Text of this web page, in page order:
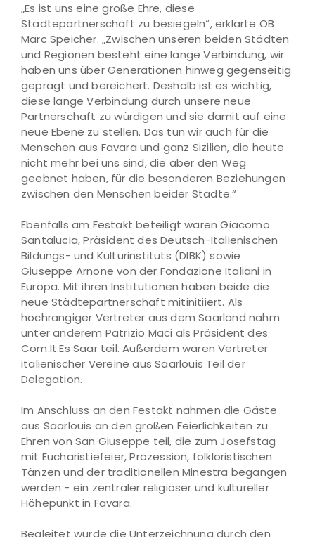
„Es ist uns eine große Ehre, diese
Städtepartnerschaft zu besiegeln“, erklärte OB
Marc Speicher. „Zwischen unseren beiden Städten
und Regionen besteht eine lange Verbindung, wir
haben uns über Generationen hinweg gegenseitig
geprägt und bereichert. Deshalb ist es wichtig,
diese lange Verbindung durch unsere neue
Partnerschaft zu würdigen und sie damit auf eine
neue Ebene zu stellen. Das tun wir auch für die
Menschen aus Favara und ganz Sizilien, die heute
nicht mehr bei uns sind, die aber den Weg
geebnet haben, für die besonderen Beziehungen
zwischen den Menschen beider Städte.“
Ebenfalls am Festakt beteiligt waren Giacomo
Santalucia, Präsident des Deutsch-Italienischen
Bildungs- und Kulturinstituts (DIBK) sowie
Giuseppe Arnone von der Fondazione Italiani in
Europa. Mit ihren Institutionen haben beide die
neue Städtepartnerschaft mitinitiiert. Als
hochrangiger Vertreter aus dem Saarland nahm
unter anderem Patrizio Maci als Präsident des
Com.It.Es Saar teil. Außerdem waren Vertreter
italienischer Vereine aus Saarlouis Teil der
Delegation.
Im Anschluss an den Festakt nahmen die Gäste
aus Saarlouis an den großen Feierlichkeiten zu
Ehren von San Giuseppe teil, die zum Josefstag
mit Eucharistiefeier, Prozession, folkloristischen
Tänzen und der traditionellen Minestra begangen
werden - ein zentraler religiöser und kultureller
Höhepunkt in Favara.
Begleitet wurde die Unterzeichnung durch den